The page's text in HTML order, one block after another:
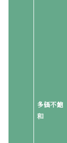
多価不飽
和